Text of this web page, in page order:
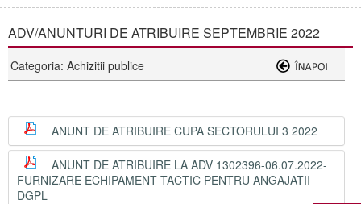
ADV/ANUNTURI DE ATRIBUIRE SEPTEMBRIE 2022
Categoria: Achizitii publice
ANUNT DE ATRIBUIRE CUPA SECTORULUI 3 2022
ANUNT DE ATRIBUIRE LA ADV 1302396-06.07.2022-
FURNIZARE ECHIPAMENT TACTIC PENTRU ANGAJATII
DGPL